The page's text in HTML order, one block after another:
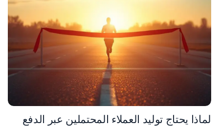
لماذا يحتاج توليد العملاء المحتملين عبر الدفع